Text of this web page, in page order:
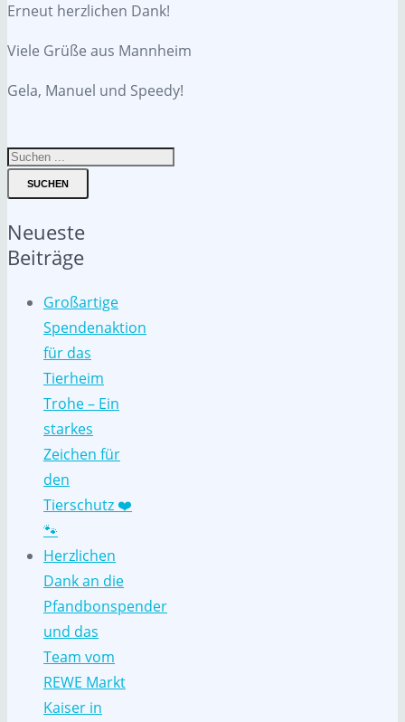
Erneut herzlichen Dank!
Viele Grüße aus Mannheim
Gela, Manuel und Speedy!
SUCHEN
Neueste
Beiträge
Großartige
Spendenaktion
für das
Tierheim
Trohe – Ein
starkes
Zeichen für
den
Tierschutz ❤️
🐾
Herzlichen
Dank an die
Pfandbonspender
und das
Team vom
REWE Markt
Kaiser in